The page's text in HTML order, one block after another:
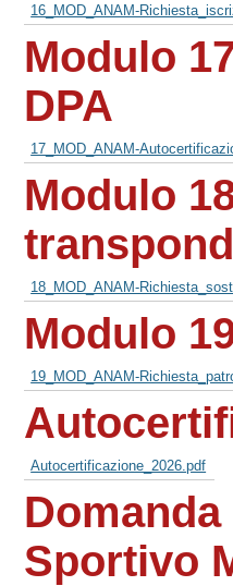
16_MOD_ANAM-
Modulo
DPA
17_MOD_ANAM-
Modulo
18_MOD_ANAM-
Modulo
19_MOD_ANAM-
Autocertificazione_2026.pdf
Sportivo